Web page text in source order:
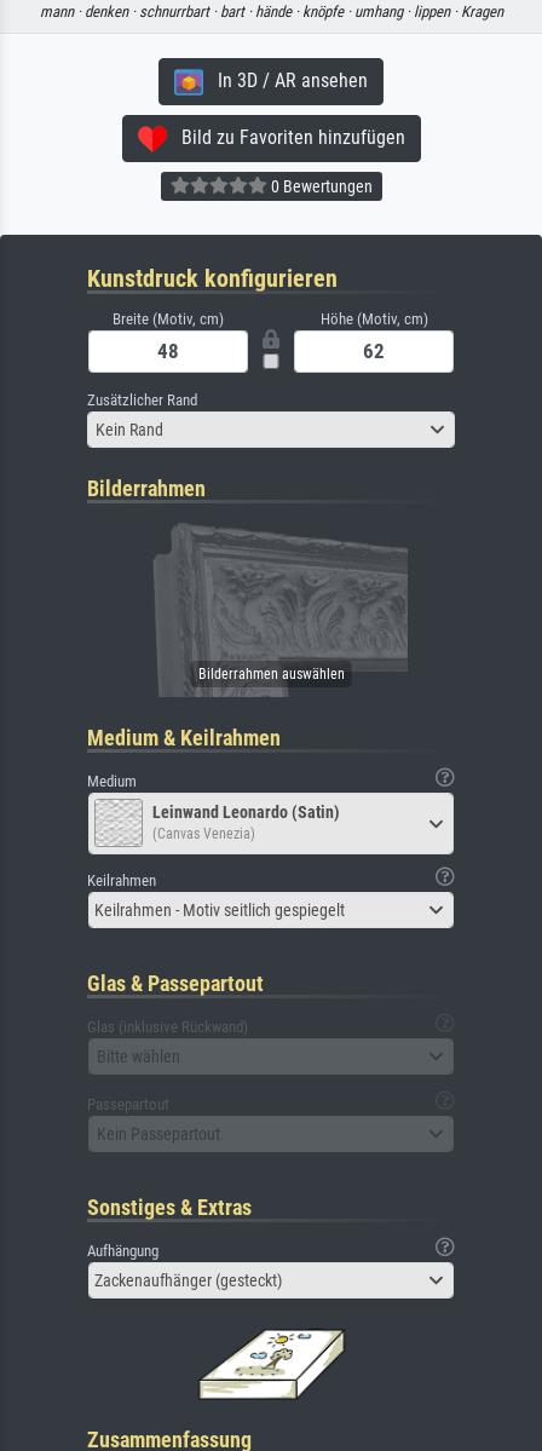
mann · denken · schnurrbart · bart · hände · knöpfe · umhang · lippen · Kragen
In 3D / AR ansehen
Bild zu Favoriten hinzufügen
0 Bewertungen
Kunstdruck konfigurieren
Breite (Motiv, cm) Höhe (Motiv, cm)
Zusätzlicher Rand
Kein Rand
Bilderrahmen
Medium & Keilrahmen
Medium
Leinwand Leonardo (Satin)
(Canvas Venezia)
Keilrahmen
Keilrahmen - Motiv seitlich gespiegelt
Glas & Passepartout
Glas (inklusive Rückwand)
Bitte wählen
Passepartout
Kein Passepartout
Sonstiges & Extras
Aufhängung
Zackenaufhänger (gesteckt)
Zusammenfassung